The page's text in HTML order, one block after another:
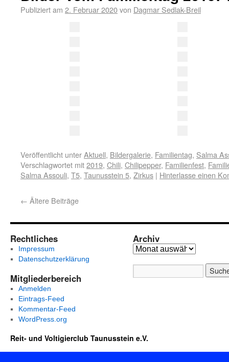
Publiziert am 2. Februar 2020von Dagmar Sedlak-Breil
Veröffentlicht unterAktuell, Bildergalerie, Familientag, Salma
Verschlagwortet mit2019, Chili, Chilipepper, Familienfest,
Salma Assouli, T5, Taunusstein 5, Zirkus | Hinterlasse einen
← Ältere Beiträge
Rechtliches
Impressum
Datenschutzerklärung
Mitgliederbereich
Anmelden
Eintrags-Feed
Kommentar-Feed
WordPress.org
Archiv
Reit- und Voltigierclub Taunusstein e.V.